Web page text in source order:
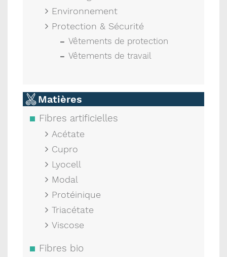
Environnement
Protection & Sécurité
Vêtements de protection
Vêtements de travail
Matières
Fibres artificielles
Acétate
Cupro
Lyocell
Modal
Protéinique
Triacétate
Viscose
Fibres bio